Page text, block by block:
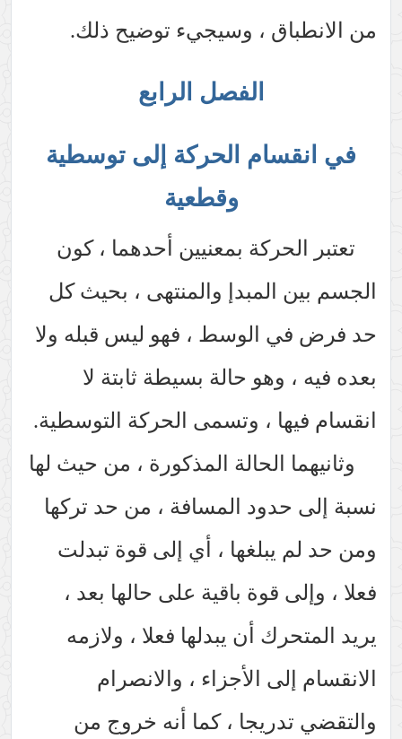
من الانطباق ، وسيجيء توضيح ذلك.
الفصل الرابع
في انقسام الحركة إلى توسطية
وقطعية
تعتبر الحركة بمعنيين أحدهما ، كون
الجسم بين المبدإ والمنتهى ، بحيث كل
حد فرض في الوسط ، فهو ليس قبله ولا
بعده فيه ، وهو حالة بسيطة ثابتة لا
انقسام فيها ، وتسمى الحركة التوسطية.
وثانيهما الحالة المذكورة ، من حيث لها
نسبة إلى حدود المسافة ، من حد تركها
ومن حد لم يبلغها ، أي إلى قوة تبدلت
فعلا ، وإلى قوة باقية على حالها بعد ،
يريد المتحرك أن يبدلها فعلا ، ولازمه
الانقسام إلى الأجزاء ، والانصرام
والتقضي تدريجا ، كما أنه خروج من